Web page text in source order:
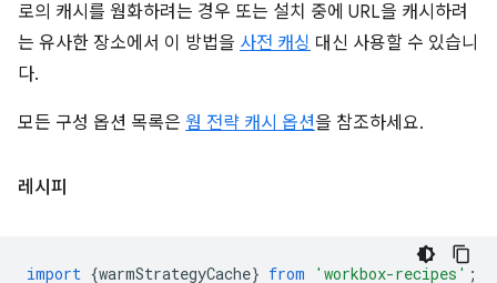
로의 캐시를 웜화하려는 경우 또는 설치 중에 URL을 캐시하려
는 유사한 장소에서 이 방법을 사전 캐싱 대신 사용할 수 있습니
다.
모든 구성 옵션 목록은 웜 전략 캐시 옵션을 참조하세요.
레시피
import {warmStrategyCache} from 'workbox-recipes' ;